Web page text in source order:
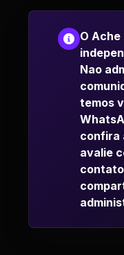
O Ache
Nao
temos
confira
avalie